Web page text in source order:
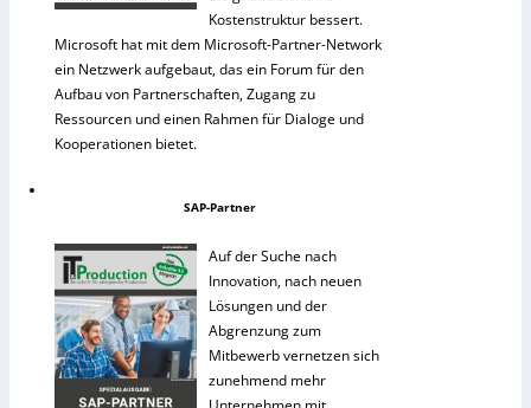
Kostenstruktur bessert.
Microsoft hat mit dem Microsoft-Partner-Network
ein Netzwerk aufgebaut, das ein Forum für den
Aufbau von Partnerschaften, Zugang zu
Ressourcen und einen Rahmen für Dialoge und
Kooperationen bietet.
SAP-Partner
Auf der Suche nach
Innovation, nach neuen
Lösungen und der
Abgrenzung zum
Mitbewerb vernetzen sich
zunehmend mehr